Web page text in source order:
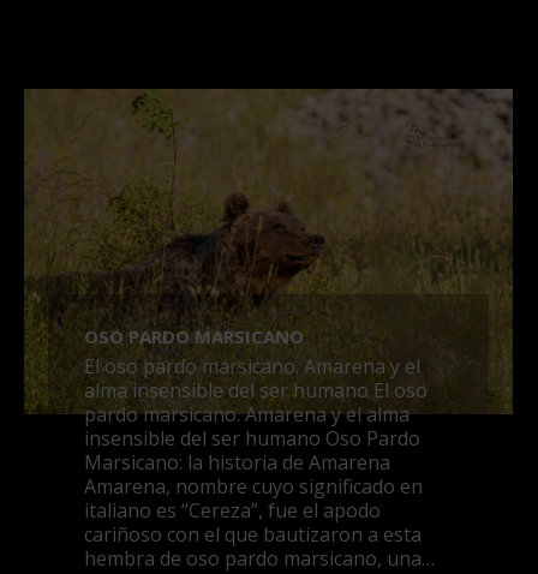
OSO PARDO MARSICANO
El oso pardo marsicano. Amarena y el
alma insensible del ser humano El oso
pardo marsicano. Amarena y el alma
insensible del ser humano Oso Pardo
Marsicano: la historia de Amarena
Amarena, nombre cuyo significado en
italiano es “Cereza”, fue el apodo
cariñoso con el que bautizaron a esta
hembra de oso pardo marsicano, una…